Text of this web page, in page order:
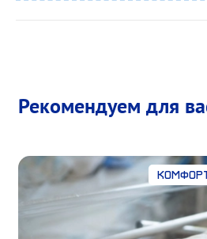
Рекомендуем для